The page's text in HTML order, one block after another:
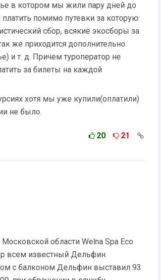
в котором мы жили пару дней до
платить помимо путевки за которую
сбор, всякие экосборы за
же приходится дополнительно
и т. д. Причем туроператор не
за билеты на каждой
хотя мы уже купили(оплатили)
не было.
20 21
области Welna Spa Eco
всем известный Дельфин.
с балконом Дельфин выставил 93